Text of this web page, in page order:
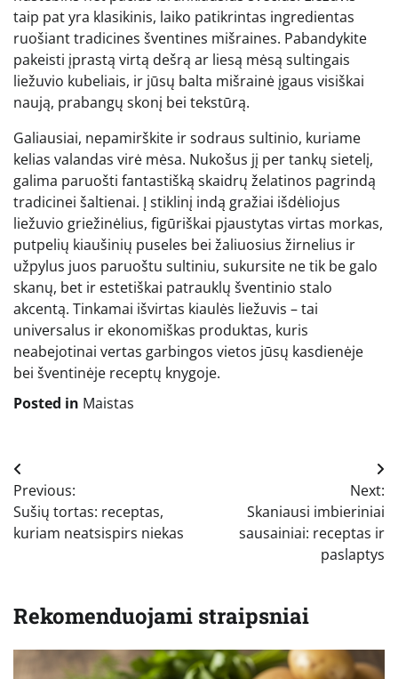
taip pat yra klasikinis, laiko patikrintas ingredientas
ruošiant tradicines šventines mišraines. Pabandykite
pakeisti įprastą virtą dešrą ar liesą mėsą sultingais
liežuvio kubeliais, ir jūsų balta mišrainė įgaus visiškai
naują, prabangų skonį bei tekstūrą.
Galiausiai, nepamirškite ir sodraus sultinio, kuriame
kelias valandas virė mėsa. Nukošus jį per tankų sietelį,
galima paruošti fantastišką skaidrų želatinos pagrindą
tradicinei šaltienai. Į stiklinį indą gražiai išdėliojus
liežuvio griežinėlius, figūriškai pjaustytas virtas morkas,
putpelių kiaušinių puseles bei žaliuosius žirnelius ir
užpylus juos paruoštu sultiniu, sukursite ne tik be galo
skanų, bet ir estetiškai patrauklų šventinio stalo
akcentą. Tinkamai išvirtas kiaulės liežuvis – tai
universalus ir ekonomiškas produktas, kuris
neabejotinai vertas garbingos vietos jūsų kasdienėje
bei šventinėje receptų knygoje.
Posted in Maistas
Navigacija
tarp
įrašų
Previous:
Sušių tortas: receptas,
kuriam neatsispirs niekas
Next:
Skaniausi imbieriniai
sausainiai: receptas ir
paslaptys
Rekomenduojami straipsniai